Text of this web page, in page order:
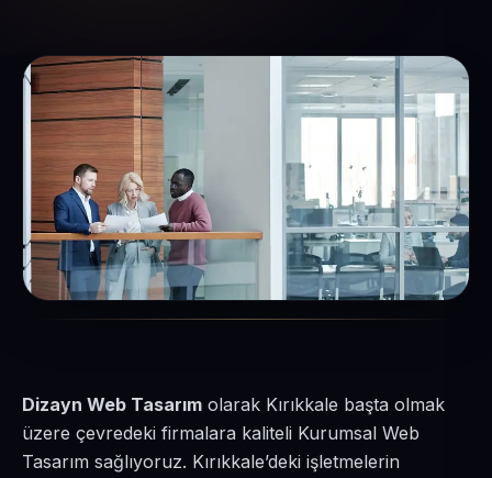
Dizayn Web Tasarım olarak Kırıkkale başta olmak
üzere çevredeki firmalara kaliteli Kurumsal Web
Tasarım sağlıyoruz. Kırıkkale’deki işletmelerin